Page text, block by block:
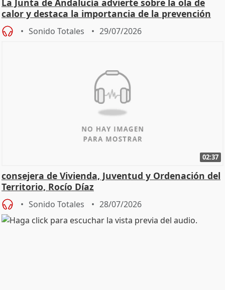
La Junta de Andalucía advierte sobre la ola de
calor y destaca la importancia de la prevención
Sonido Totales 29/07/2026
02:37
consejera de Vivienda, Juventud y Ordenación del
Territorio, Rocío Díaz
Sonido Totales 28/07/2026